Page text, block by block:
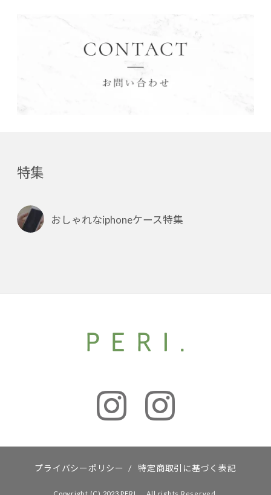
特集
おしゃれなiphoneケース特集
プライバシーポリシー / 特定商取引に基づく表記